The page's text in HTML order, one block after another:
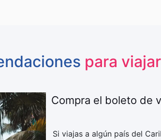
para
Compra el boleto de
Si viajas a algún país del